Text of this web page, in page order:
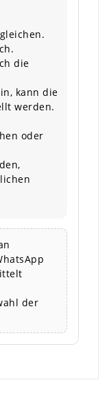
die
kann die
werden.
oder
der